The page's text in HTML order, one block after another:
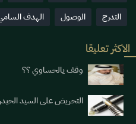
التدرج
الوصول الهدف
الاكثر تعليقا
وقف يالحساوي ؟؟
التحريض على السيد